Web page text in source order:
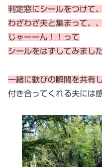
判定窓にシールをつけて、
わざわざ夫と集まって、、
じゃーーん！！って
シールをはずしてみました
一緒に歓びの瞬間を共有
付き合ってくれる夫には